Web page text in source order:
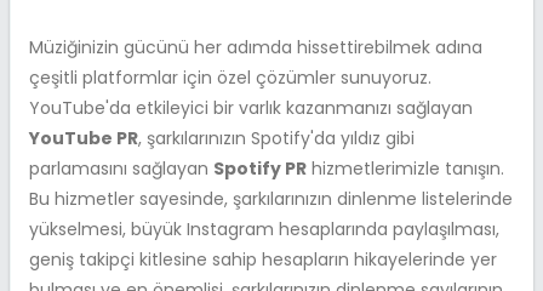
Müziğinizin gücünü her adımda hissettirebilmek adına
çeşitli platformlar için özel çözümler sunuyoruz.
YouTube'da etkileyici bir varlık kazanmanızı sağlayan
YouTube PR, şarkılarınızın Spotify'da yıldız gibi
parlamasını sağlayan Spotify PR hizmetlerimizle tanışın.
Bu hizmetler sayesinde, şarkılarınızın dinlenme listelerinde
yükselmesi, büyük Instagram hesaplarında paylaşılması,
geniş takipçi kitlesine sahip hesapların hikayelerinde yer